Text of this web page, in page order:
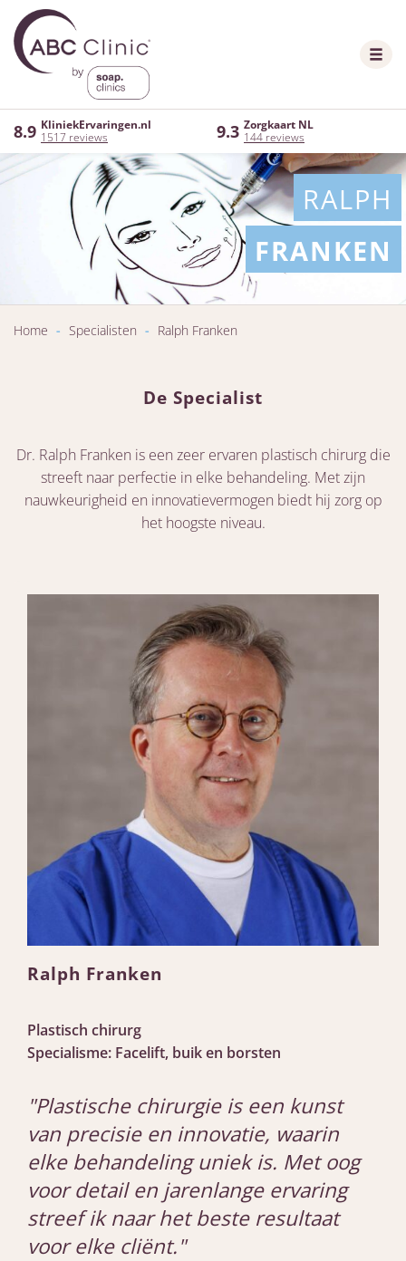
8.9 KliniekErvaringen.nl
1517 reviews
9.3 Zorgkaart NL
144 reviews
RALPH
FRANKEN
Home - Specialisten - Ralph Franken
De Specialist
Dr. Ralph Franken is een zeer ervaren plastisch chirurg die
streeft naar perfectie in elke behandeling. Met zijn
nauwkeurigheid en innovatievermogen biedt hij zorg op
het hoogste niveau.
Ralph Franken
Plastisch chirurg
Specialisme: Facelift, buik en borsten
"Plastische chirurgie is een kunst
van precisie en innovatie, waarin
elke behandeling uniek is. Met oog
voor detail en jarenlange ervaring
streef ik naar het beste resultaat
voor elke cliënt."